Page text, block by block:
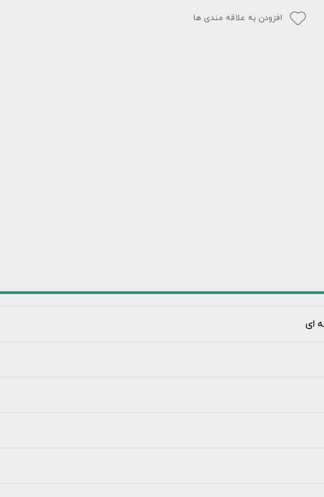
افزودن به علاقه مندی ها
ای